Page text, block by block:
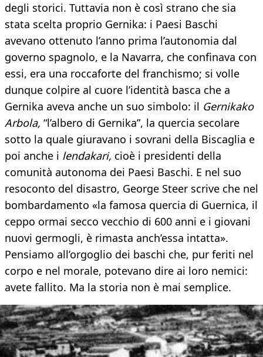
degli storici. Tuttavia non è così strano che sia
stata scelta proprio Gernika: i Paesi Baschi
avevano ottenuto l’anno prima l’autonomia dal
governo spagnolo, e la Navarra, che confinava con
essi, era una roccaforte del franchismo; si volle
dunque colpire al cuore l’identità basca che a
Gernika aveva anche un suo simbolo: il Gernikako
Arbola, “l’albero di Gernika”, la quercia secolare
sotto la quale giuravano i sovrani della Biscaglia e
poi anche i lendakari, cioè i presidenti della
comunità autonoma dei Paesi Baschi. E nel suo
resoconto del disastro, George Steer scrive che nel
bombardamento «la famosa quercia di Guernica, il
ceppo ormai secco vecchio di 600 anni e i giovani
nuovi germogli, è rimasta anch’essa intatta».
Pensiamo all’orgoglio dei baschi che, pur feriti nel
corpo e nel morale, potevano dire ai loro nemici:
avete fallito. Ma la storia non è mai semplice.